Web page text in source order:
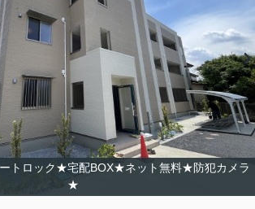
トロック★宅配BOX★ネット無料★防犯カメラ
★